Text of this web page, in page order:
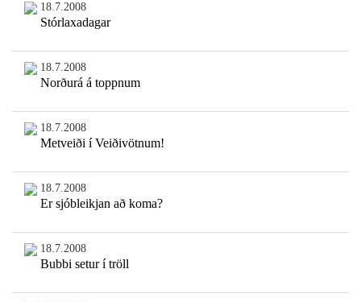
18.7.2008
Stórlaxadagar
18.7.2008
Norðurá á toppnum
18.7.2008
Metveiði í Veiðivötnum!
18.7.2008
Er sjóbleikjan að koma?
18.7.2008
Bubbi setur í tröll